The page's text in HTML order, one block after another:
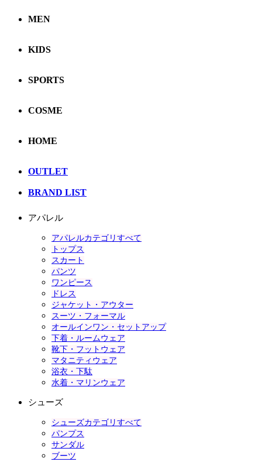
MEN
KIDS
SPORTS
COSME
HOME
OUTLET
BRAND LIST
アパレル
アパレルカテゴリすべて
トップス
スカート
パンツ
ワンピース
ドレス
ジャケット・アウター
スーツ・フォーマル
オールインワン・セットアップ
下着・ルームウェア
靴下・フットウェア
マタニティウェア
浴衣・下駄
水着・マリンウェア
シューズ
シューズカテゴリすべて
パンプス
サンダル
ブーツ